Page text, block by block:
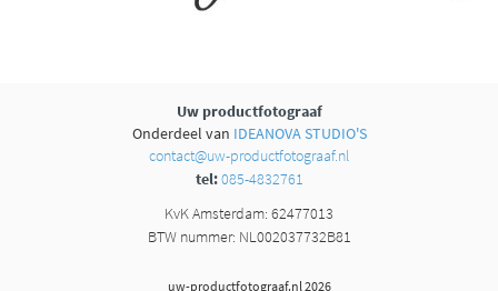
Uw productfotograaf
Onderdeel van IDEANOVA STUDIO'S
contact@uw-productfotograaf.nl
tel:085-4832761
KvK Amsterdam: 62477013
BTW nummer: NL002037732B81
uw-productfotograaf.nl 2026